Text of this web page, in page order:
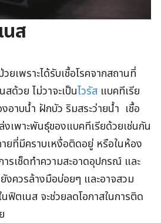
นส
เพราะได้รับเชื้อโรคจากสถานที่
ด้วย ไม่วาจะเป็นไวรัส แบคทีเรีย
อาบน้ำ ฝักบัว ริมสระว่ายน้ำ เชื้อ
เพาะพันธุ์ของแบคทีเรียด้วยเช่นกัน
ยที่มีคราบเหงื่อติดอยู่ หรือในห้อง
รเช็ดทำความสะอาดอุปกรณ์ และ
งควรล้างมือบ่อยๆ และอาจสวม
นฟิตเนส จะช่วยลดโอกาสในการติด